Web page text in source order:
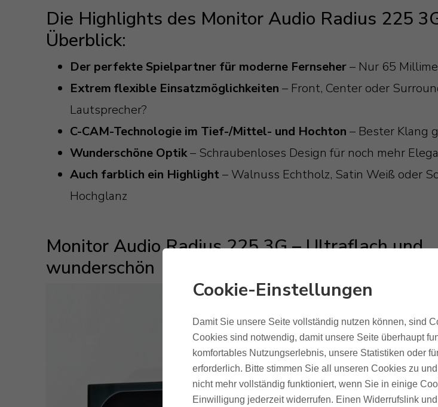
Die Highlights des Monitor Audio Radius 225
Überblick:
Der perfekte Spielpartner für moderne Fernseher– Nur 65
Extrem flexible Einsatzmöglichkeiten– Front, Center oder
Lautsprecher?
C-CAM-Technologie im Tief-/Mittel- und Hochton – Bester Klang
Wunderschöne Optik– Schraubenloses Design für noch mehr
Auch farblich ein Highlight – Walnuss Echtholz, Satin Weiß oder
Hochglanz
Monitor Audio Radius 225 3G – Ultraflach und
wunderschön
Cookie-Einstellungen
Damit Sie unsere Seite vollständig nutzen können, sind
Cookies sind notwendig, damit unsere Seite überhaupt
komfortables Nutzungserlebnis, unsere Statistiken oder
erforderlich. Bitte stimmen Sie all unseren Cookies zu
nicht mehr vollständig funktioniert, wenn Sie in einige
Einwilligung jederzeit widerrufen. Einen Widerrufslink